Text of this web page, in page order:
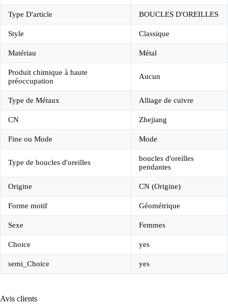
Type D'article BOUCLES D'OREILLES
Style Classique
Matériau Métal
Produit chimique à haute
préoccupation
Aucun
Type de Métaux Alliage de cuivre
CN Zhejiang
Fine ou Mode Mode
Type de boucles d'oreilles
boucles d'oreilles
pendantes
Origine CN (Origine)
Forme motif Géométrique
Sexe Femmes
Choice yes
semi_Choice yes
Avis clients